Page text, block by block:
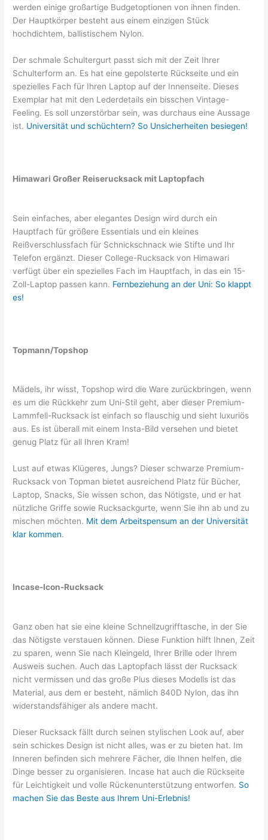
werden einige großartige Budgetoptionen von ihnen finden.
Der Hauptkörper besteht aus einem einzigen Stück
hochdichtem, ballistischem Nylon.
Der schmale Schultergurt passt sich mit der Zeit Ihrer
Schulterform an. Es hat eine gepolsterte Rückseite und ein
spezielles Fach für Ihren Laptop auf der Innenseite. Dieses
Exemplar hat mit den Lederdetails ein bisschen Vintage-
Feeling. Es soll unzerstörbar sein, was durchaus eine Aussage
ist. Universität und schüchtern? So Unsicherheiten besiegen!
Himawari Großer Reiserucksack mit Laptopfach
Sein einfaches, aber elegantes Design wird durch ein
Hauptfach für größere Essentials und ein kleines
Reißverschlussfach für Schnickschnack wie Stifte und Ihr
Telefon ergänzt. Dieser College-Rucksack von Himawari
verfügt über ein spezielles Fach im Hauptfach, in das ein 15-
Zoll-Laptop passen kann. Fernbeziehung an der Uni: So klappt
es!
Topmann/Topshop
Mädels, ihr wisst, Topshop wird die Ware zurückbringen, wenn
es um die Rückkehr zum Uni-Stil geht, aber dieser Premium-
Lammfell-Rucksack ist einfach so flauschig und sieht luxuriös
aus. Es ist überall mit einem Insta-Bild versehen und bietet
genug Platz für all Ihren Kram!
Lust auf etwas Klügeres, Jungs? Dieser schwarze Premium-
Rucksack von Topman bietet ausreichend Platz für Bücher,
Laptop, Snacks, Sie wissen schon, das Nötigste, und er hat
nützliche Griffe sowie Rucksackgurte, wenn Sie ihn ab und zu
mischen möchten. Mit dem Arbeitspensum an der Universität
klar kommen.
Incase-Icon-Rucksack
Ganz oben hat sie eine kleine Schnellzugrifftasche, in der Sie
das Nötigste verstauen können. Diese Funktion hilft Ihnen, Zeit
zu sparen, wenn Sie nach Kleingeld, Ihrer Brille oder Ihrem
Ausweis suchen. Auch das Laptopfach lässt der Rucksack
nicht vermissen und das große Plus dieses Modells ist das
Material, aus dem er besteht, nämlich 840D Nylon, das ihn
widerstandsfähiger als andere macht.
Dieser Rucksack fällt durch seinen stylischen Look auf, aber
sein schickes Design ist nicht alles, was er zu bieten hat. Im
Inneren befinden sich mehrere Fächer, die Ihnen helfen, die
Dinge besser zu organisieren. Incase hat auch die Rückseite
für Leichtigkeit und volle Rückenunterstützung entworfen. So
machen Sie das Beste aus Ihrem Uni-Erlebnis!